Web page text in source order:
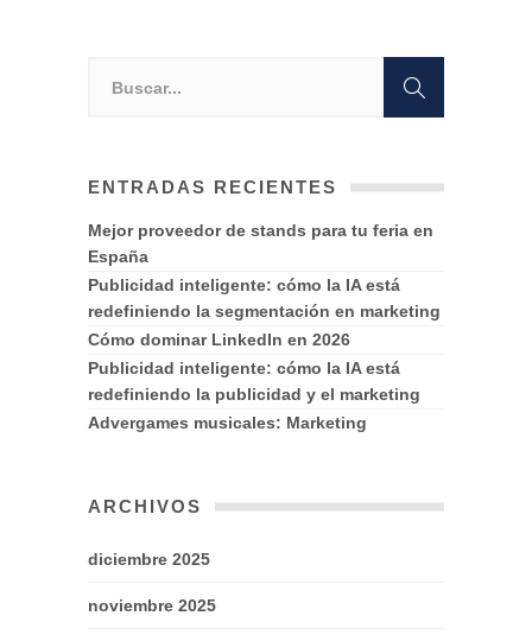
ENTRADAS RECIENTES
Mejor proveedor de stands para tu feria en
España
Publicidad inteligente: cómo la IA está
redefiniendo la segmentación en marketing
Cómo dominar LinkedIn en 2026
Publicidad inteligente: cómo la IA está
redefiniendo la publicidad y el marketing
Advergames musicales: Marketing
ARCHIVOS
diciembre 2025
noviembre 2025